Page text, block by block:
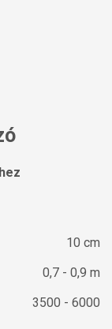
10 cm
0,7 - 0,9 m
3500 - 6000